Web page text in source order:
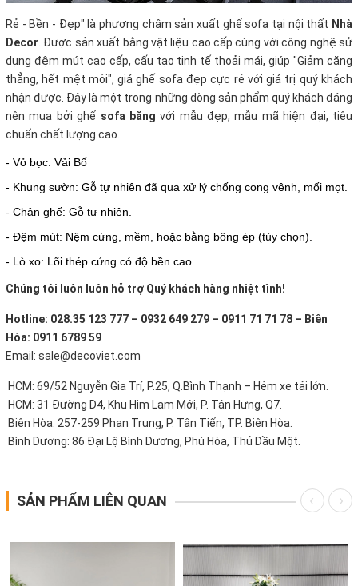
Rẻ - Bền - Đẹp" là phương châm sản xuất ghế sofa tại nội thất Nhà
Decor. Được sản xuất bằng vật liệu cao cấp cùng với công nghệ sử
dụng đệm mút cao cấp, cấu tạo tinh tế thoải mái, giúp "Giảm căng
thẳng, hết mệt mỏi", giá ghế sofa đẹp cực rẻ với giá trị quý khách
nhận được. Đây là một trong những dòng sản phẩm quý khách đáng
nên mua bởi ghế sofa băng với mẫu đẹp, mẫu mã hiện đại, tiêu
chuẩn chất lượng cao.
- Vỏ bọc: Vải Bố
- Khung sườn: Gỗ tự nhiên đã qua xử lý chống cong vênh, mối mọt.
- Chân ghế: Gỗ tự nhiên.
- Đệm mút: Nệm cứng, mềm, hoặc bằng bông ép (tùy chọn).
- Lò xo: Lõi thép cứng có độ bền cao.
Chúng tôi luôn luôn hỗ trợ Quý khách hàng nhiệt tình!
Hotline: 028.35 123 777 – 0932 649 279 – 0911 71 71 78 – Biên
Hòa: 0911 6789 59
Email: sale@decoviet.com
HCM: 69/52 Nguyễn Gia Trí, P.25, Q.Bình Thạnh – Hẻm xe tải lớn.
HCM: 31 Đường D4, Khu Him Lam Mới, P. Tân Hưng, Q7.
Biên Hòa: 257-259 Phan Trung, P. Tân Tiến, TP. Biên Hòa.
Bình Dương: 86 Đại Lộ Bình Dương, Phú Hòa, Thủ Dầu Một.
SẢN PHẨM LIÊN QUAN